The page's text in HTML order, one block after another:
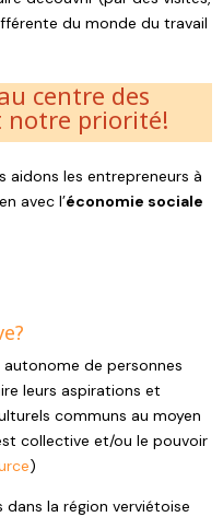
du monde du travail
centre des
notre priorité!
aidons les entrepreneurs à
avec l’économie sociale
de personnes
leurs aspirations et
communs au moyen
collective et/ou le pouvoir
)
la région verviétoise